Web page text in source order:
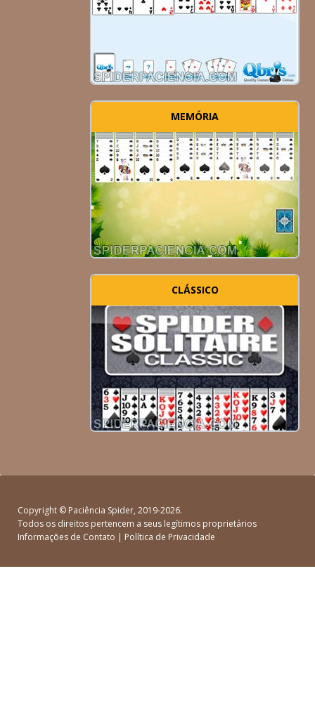
MEMÓRIA
CLÁSSICO
Copyright © Paciência Spider, 2019-2026.
Todos os direitos pertencem a seus legítimos proprietários
Informações de Contato | Política de Privacidade